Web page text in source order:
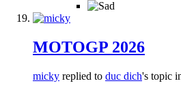
MOTOGP 2026
micky replied to duc dich's topic